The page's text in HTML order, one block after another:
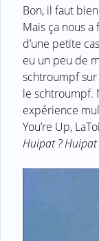
Bon, il faut
Mais ça nous a
d’une petite
eu un peu de
schtroumpf
le schtroumpf.
expérience
You’re Up,
Huipat ?